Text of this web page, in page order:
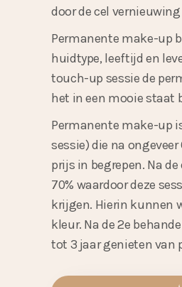
door de cel
Permanente make-up
huidtype, leeftijd en
touch-up sessie de
het in een mooie staat
Permanente make-up
sessie) die na
prijs in begrepen. Na
70% waardoor deze
krijgen. Hierin kunnen
kleur. Na de 2e
tot 3 jaar genieten van